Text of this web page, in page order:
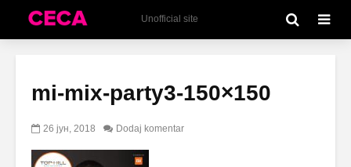
Unofficial site
mi-mix-party3-150×150
26 јун, 2018 Dodaj komentar